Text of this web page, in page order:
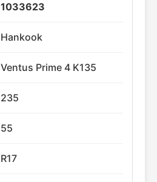
1033623
Hankook
Ventus Prime 4 K135
235
55
R17